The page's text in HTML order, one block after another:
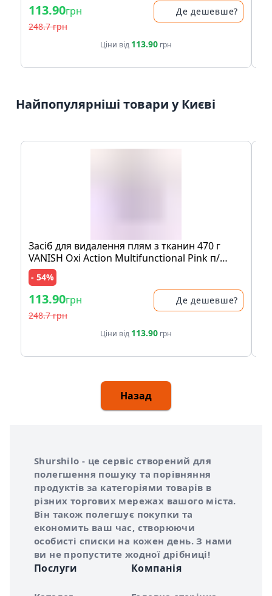
113.90грн
248.7 грн
Де дешевше?
Ціни від 113.90 грн
Найпопулярніші товари у Києві
Засіб для видалення плям з тканин 470 г
VANISH Oxi Action Multifunctional Pink п/
банка
- 54%
113.90грн
248.7 грн
Де дешевше?
Ціни від 113.90 грн
Назад
Про сервіс Shurshilo
Shurshilo - це сервіс створений для
полегшення пошуку та порівняння
продуктів за категоріями товарів в
різних торгових мережах вашого міста.
Він також полегшує покупки та
економить ваш час, створюючи
особисті списки на кожен день. З нами
ви не пропустите жодної дрібниці!
Послуги Компанія